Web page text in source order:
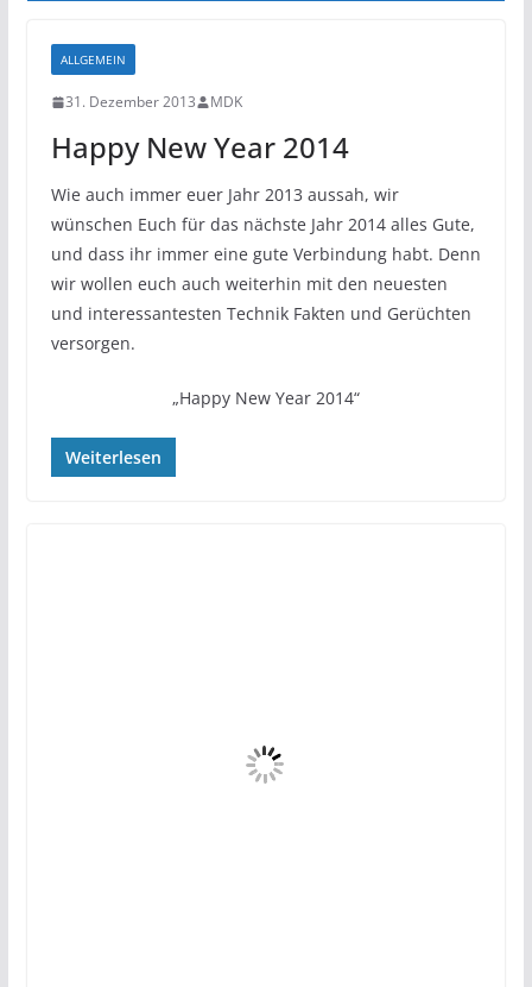
ALLGEMEIN
31. Dezember 2013 MDK
Happy New Year 2014
Wie auch immer euer Jahr 2013 aussah, wir
wünschen Euch für das nächste Jahr 2014 alles Gute,
und dass ihr immer eine gute Verbindung habt. Denn
wir wollen euch auch weiterhin mit den neuesten
und interessantesten Technik Fakten und Gerüchten
versorgen.
„Happy New Year 2014“
Weiterlesen